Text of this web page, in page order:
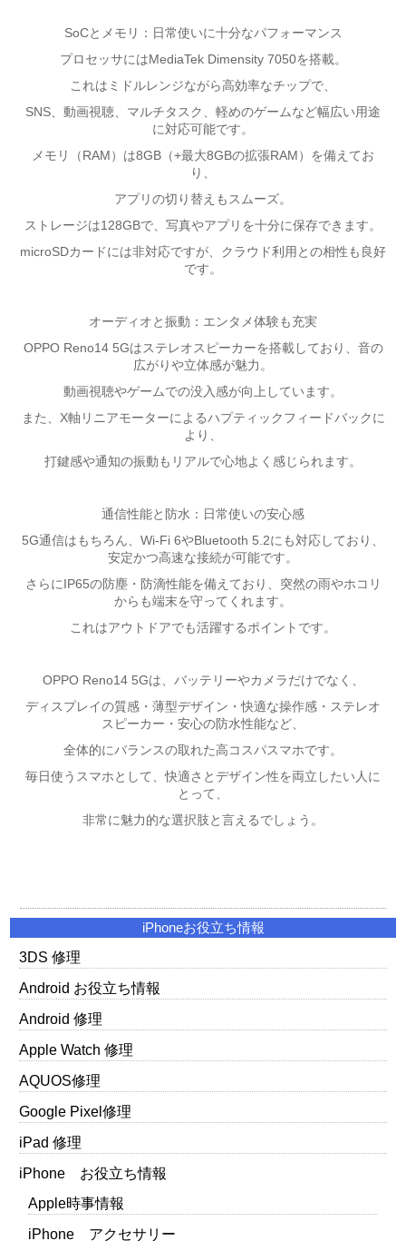
SoCとメモリ：日常使いに十分なパフォーマンス
プロセッサにはMediaTek Dimensity 7050を搭載。
これはミドルレンジながら高効率なチップで、
SNS、動画視聴、マルチタスク、軽めのゲームなど幅広い用途
に対応可能です。
メモリ（RAM）は8GB（+最大8GBの拡張RAM）を備えてお
り、
アプリの切り替えもスムーズ。
ストレージは128GBで、写真やアプリを十分に保存できます。
microSDカードには非対応ですが、クラウド利用との相性も良好
です。
オーディオと振動：エンタメ体験も充実
OPPO Reno14 5Gはステレオスピーカーを搭載しており、音の
広がりや立体感が魅力。
動画視聴やゲームでの没入感が向上しています。
また、X軸リニアモーターによるハプティックフィードバックに
より、
打鍵感や通知の振動もリアルで心地よく感じられます。
通信性能と防水：日常使いの安心感
5G通信はもちろん、Wi-Fi 6やBluetooth 5.2にも対応しており、
安定かつ高速な接続が可能です。
さらにIP65の防塵・防滴性能を備えており、突然の雨やホコリ
からも端末を守ってくれます。
これはアウトドアでも活躍するポイントです。
OPPO Reno14 5Gは、バッテリーやカメラだけでなく、
ディスプレイの質感・薄型デザイン・快適な操作感・ステレオ
スピーカー・安心の防水性能など、
全体的にバランスの取れた高コスパスマホです。
毎日使うスマホとして、快適さとデザイン性を両立したい人に
とって、
非常に魅力的な選択肢と言えるでしょう。
iPhoneお役立ち情報
3DS 修理
Android お役立ち情報
Android 修理
Apple Watch 修理
AQUOS修理
Google Pixel修理
iPad 修理
iPhone お役立ち情報
Apple時事情報
iPhone アクセサリー